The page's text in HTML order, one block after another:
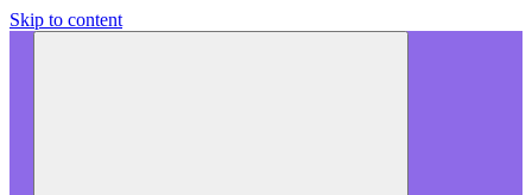
Skip to content